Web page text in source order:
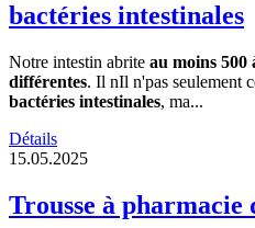
bactéries intestinales
Notre intestin abrite au moins 500
différentes. Il nIl n'pas seulement
bactéries intestinales, ma...
Détails
15.05.2025
Trousse à pharmacie